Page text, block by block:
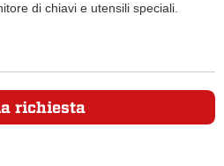
di chiavi e utensili speciali.
richiesta